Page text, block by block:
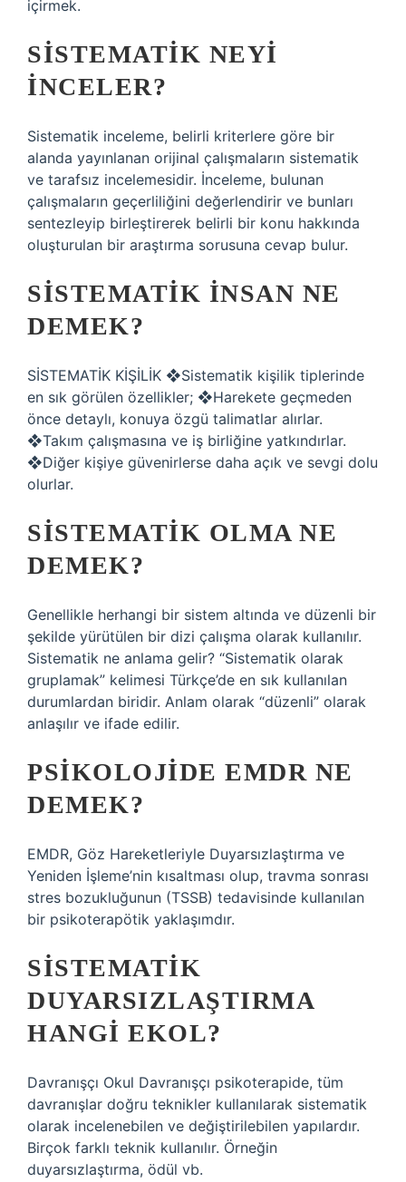
içirmek.
SISTEMATIK NEYI
INCELER?
Sistematik inceleme, belirli kriterlere göre bir
alanda yayınlanan orijinal çalışmaların sistematik
ve tarafsız incelemesidir. İnceleme, bulunan
çalışmaların geçerliliğini değerlendirir ve bunları
sentezleyip birleştirerek belirli bir konu hakkında
oluşturulan bir araştırma sorusuna cevap bulur.
SISTEMATIK INSAN NE
DEMEK?
SİSTEMATİK KİŞİLİK ❖Sistematik kişilik tiplerinde
en sık görülen özellikler; ❖Harekete geçmeden
önce detaylı, konuya özgü talimatlar alırlar.
❖Takım çalışmasına ve iş birliğine yatkındırlar.
❖Diğer kişiye güvenirlerse daha açık ve sevgi dolu
olurlar.
SISTEMATIK OLMA NE
DEMEK?
Genellikle herhangi bir sistem altında ve düzenli bir
şekilde yürütülen bir dizi çalışma olarak kullanılır.
Sistematik ne anlama gelir? “Sistematik olarak
gruplamak” kelimesi Türkçe’de en sık kullanılan
durumlardan biridir. Anlam olarak “düzenli” olarak
anlaşılır ve ifade edilir.
PSIKOLOJIDE EMDR NE
DEMEK?
EMDR, Göz Hareketleriyle Duyarsızlaştırma ve
Yeniden İşleme’nin kısaltması olup, travma sonrası
stres bozukluğunun (TSSB) tedavisinde kullanılan
bir psikoterapötik yaklaşımdır.
SISTEMATIK
DUYARSIZLAŞTIRMA
HANGI EKOL?
Davranışçı Okul Davranışçı psikoterapide, tüm
davranışlar doğru teknikler kullanılarak sistematik
olarak incelenebilen ve değiştirilebilen yapılardır.
Birçok farklı teknik kullanılır. Örneğin
duyarsızlaştırma, ödül vb.